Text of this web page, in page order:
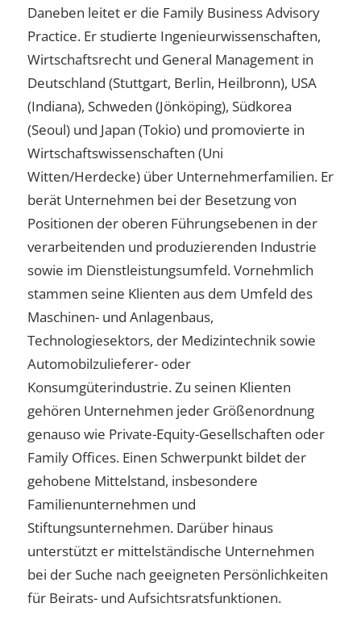
Daneben leitet er die Family Business Advisory
Practice. Er studierte Ingenieurwissenschaften,
Wirtschaftsrecht und General Management in
Deutschland (Stuttgart, Berlin, Heilbronn), USA
(Indiana), Schweden (Jönköping), Südkorea
(Seoul) und Japan (Tokio) und promovierte in
Wirtschaftswissenschaften (Uni
Witten/Herdecke) über Unternehmerfamilien. Er
berät Unternehmen bei der Besetzung von
Positionen der oberen Führungsebenen in der
verarbeitenden und produzierenden Industrie
sowie im Dienstleistungsumfeld. Vornehmlich
stammen seine Klienten aus dem Umfeld des
Maschinen- und Anlagenbaus,
Technologiesektors, der Medizintechnik sowie
Automobilzulieferer- oder
Konsumgüterindustrie. Zu seinen Klienten
gehören Unternehmen jeder Größenordnung
genauso wie Private-Equity-Gesellschaften oder
Family Offices. Einen Schwerpunkt bildet der
gehobene Mittelstand, insbesondere
Familienunternehmen und
Stiftungsunternehmen. Darüber hinaus
unterstützt er mittelständische Unternehmen
bei der Suche nach geeigneten Persönlichkeiten
für Beirats- und Aufsichtsratsfunktionen.